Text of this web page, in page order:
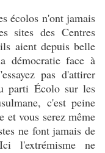
écolos n'ont jamais
sites des Centres
aient depuis belle
démocratie face à
pas d'attirer
parti Écolo sur les
c'est peine
et vous serez même
ne font jamais de
l'extrémisme ne